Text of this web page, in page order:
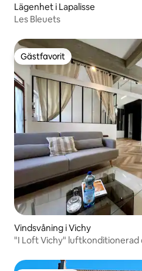
Lägenhet i Lapalisse
Les Bleuets
Gästfavorit
Gästfavorit
Vindsvåning i Vichy
"I Loft Vichy" luftkonditionerad